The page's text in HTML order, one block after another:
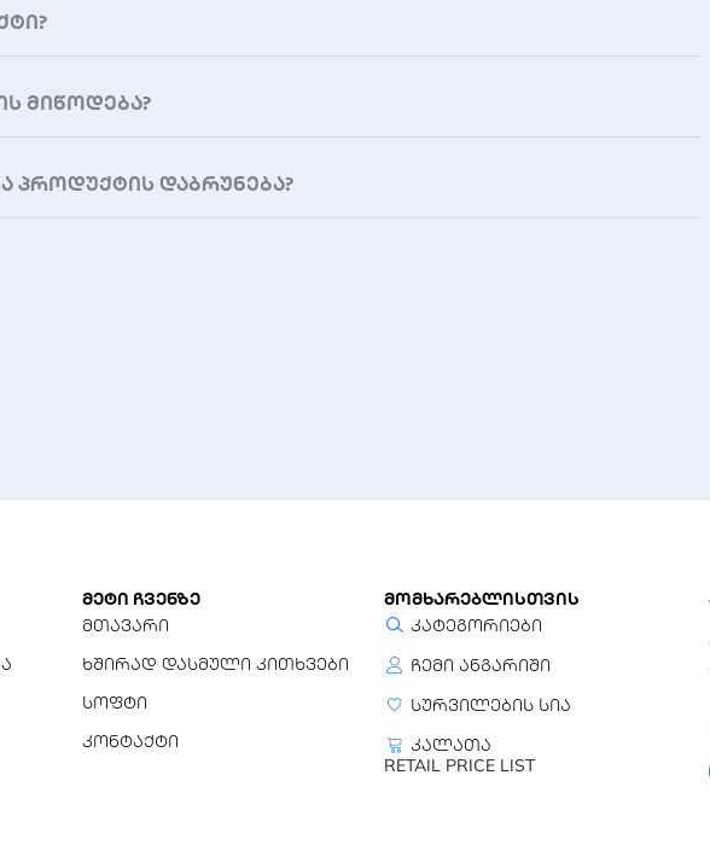
Windows 10/8.1/8/7/XP/Vista, Mac OS 10.4 ან უფრო
-20°C-დან +60°C-მდე
მიწოდება?
პროდუქტის დაბრუნება?
მეტი ჩვენზე
მთავარი
ხშირად დასმული კითხვები
სოფტი
კონტაქტი
მომხარებლისთვის
კატეგორიები
ჩემი ანგარიში
სურვილების სია
კალათა
RETAIL PRICE LIST